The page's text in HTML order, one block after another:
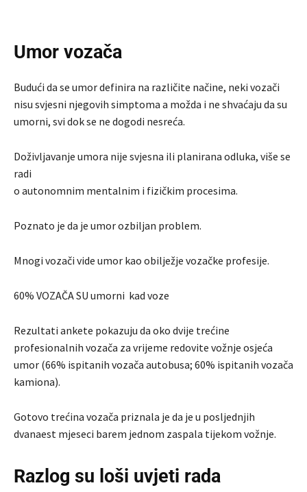
Umor vozača
Budući da se umor definira na različite načine, neki vozači
nisu svjesni njegovih simptoma a možda i ne shvaćaju da su
umorni, svi dok se ne dogodi nesreća.
Doživljavanje umora nije svjesna ili planirana odluka, više se
radi
o autonomnim mentalnim i fizičkim procesima.
Poznato je da je umor ozbiljan problem.
Mnogi vozači vide umor kao obilježje vozačke profesije.
60% VOZAČA SU umorni kad voze
Rezultati ankete pokazuju da oko dvije trećine
profesionalnih vozača za vrijeme redovite vožnje osjeća
umor (66% ispitanih vozača autobusa; 60% ispitanih vozača
kamiona).
Gotovo trećina vozača priznala je da je u posljednjih
dvanaest mjeseci barem jednom zaspala tijekom vožnje.
Razlog su loši uvjeti rada